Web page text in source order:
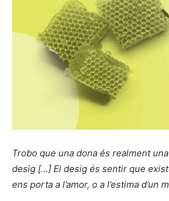
Trobo que una dona és realment
desig […] El desig és sentir que
ens porta a l’amor, o a l’estima d’un